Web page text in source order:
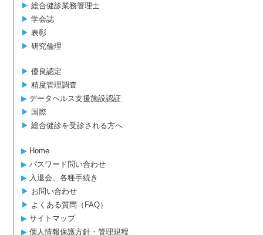
▶︎ 総合健診業務管理士
▶︎ 学会誌
▶︎ 表彰
▶︎ 研究倫理
▶︎ 優良認定
▶︎ 精度管理調査
▶︎ データヘルス支援施設認証
▶︎ 国際
▶︎ 総合健診を受診される方へ
▶︎ Home
▶︎ パスワード問い合わせ
▶︎ 入退会、各種手続き
▶︎ お問い合わせ
▶︎ よくある質問（FAQ）
▶︎ サイトマップ
▶︎ 個人情報保護方針・管理規程